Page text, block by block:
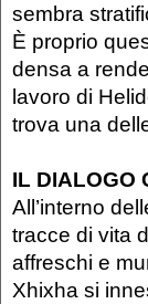
sembra
È proprio
densa a
lavoro di
trova una
IL DIALOGO
All’interno
tracce di vita
affreschi e
Xhixha si